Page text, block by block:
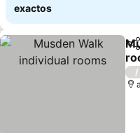
exactos
/